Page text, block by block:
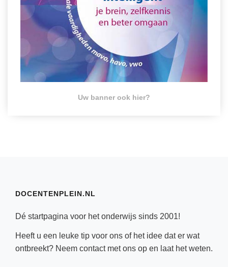
Uw banner ook hier?
DOCENTENPLEIN.NL
Dé startpagina voor het onderwijs sinds 2001!
Heeft u een leuke tip voor ons of het idee dat er wat
ontbreekt? Neem contactmet ons op en laat het weten.